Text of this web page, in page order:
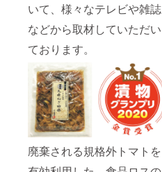
いて、様々なテレビや雑誌
などから取材していただい
ております。
廃棄される規格外トマトを